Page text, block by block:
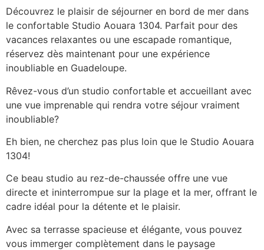
Découvrez le plaisir de séjourner en bord de mer dans
le confortable Studio Aouara 1304. Parfait pour des
vacances relaxantes ou une escapade romantique,
réservez dès maintenant pour une expérience
inoubliable en Guadeloupe.
Rêvez-vous d’un studio confortable et accueillant avec
une vue imprenable qui rendra votre séjour vraiment
inoubliable?
Eh bien, ne cherchez pas plus loin que le Studio Aouara
1304!
Ce beau studio au rez-de-chaussée offre une vue
directe et ininterrompue sur la plage et la mer, offrant le
cadre idéal pour la détente et le plaisir.
Avec sa terrasse spacieuse et élégante, vous pouvez
vous immerger complètement dans le paysage